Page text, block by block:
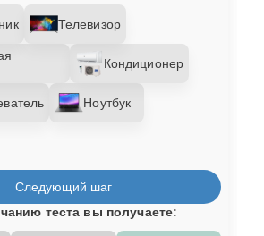
Телевизор
Кондиционер
Ноутбук
Следующий шаг
теста вы получаете: